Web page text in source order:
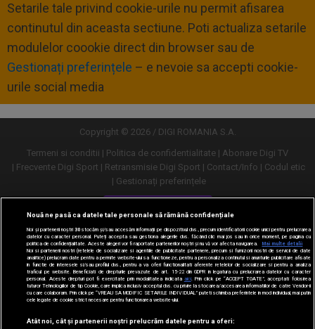
Setarile tale privind cookie-urile nu permit afisarea
continutul din aceasta sectiune. Poti actualiza setarile
modulelor coookie direct din browser sau de
Gestionați preferințele – e nevoie sa accepti cookie-
urile social media
Copyright © 2026 / DIGI ROMANIA S.A.
Termeni si conditii
Politica de confidentialitate
Abonare Digi TV
Frecvente Digi Sport
Retransmisie Digi Sport Contact/Info
Codul etic
Gestionați preferințele
Versiune desktop
Nouă ne pasă ca datele tale personale să rămână confidențiale
Noi și partenerii noștri30stocăm și/sau accesăm informații pe dispozitivul dvs., precum identificatorii cookie unici pentru prelucrarea
datelor cu caracter personal. Puteți accepta sau gestiona alegerile dvs. făcând clic mai jos sau în orice moment, pe pagina cu
politica de confidențialitate. Aceste alegeri vor fi raportate partenerilor noștri și nu vă vor afecta navigarea.
Mai multe detalii
Noi si partenerii nostri (retelele de socializare si agentiile de publicitate partenere, precum si furnizorii nostri de servicii de date
analitice) prelucram date pentru a permite website-ului sa functioneze, pentru a personaliza continutul si anunturile publicitare afisate
in functie de interesele si/sau profilul dvs., pentru a va oferi functionalitati aferente retelelor de socializare si pentru a analiza
traficul pe website. Beneficiati de drepturile prevazute de art. 15-22 din GDPR in legatura cu prelucrarea datelor cu caracter
personal. Aceste drepturi pot fi exercitate prin modalitatea indicata aici. Prin click pe “ACCEPT TOATE”, acceptati folosirea
tuturor Tehnologiilor de tip Cookie, care implica inclusiv acceptul dvs. cu privire la stocarea/accesarea informatiilor de catre Vendor-ii
cu care colaboram. Prin click pe “VREAU SA MODIFIC SETARILE INDIVIDUAL” puteti schimba preferintele in mod individual, mai putin
cele legate de cookie strict necesare pentru functionarea website-ului.
Atât noi, cât și partenerii noștri prelucrăm datele pentru a oferi: